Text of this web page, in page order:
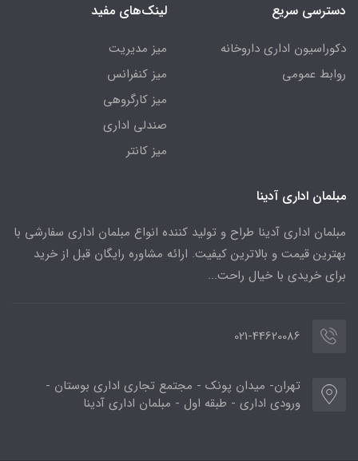
دسترسی سریع
دکوراسیون اداری داروخانه
روابط عمومی
لینک‌های مفید
میز مدیریت
میز کنفرانس
میز کارگروهی
صندلی اداری
میز کانتر
مبلمان اداری آدینا
مبلمان اداری آدینا طراح و تولید کننده انواع مبلمان اداری سفارشی با
بهترین قیمت و بالاترین کیفیت. ارائه مشاوره رایگان قبل از خرید
برای خریدی با خیال راحت...
021-44620086
تهران- میدان پونک - مجتمع تجاری اداری بوستان -
ورودی اداری - طبقه اول - مبلمان اداری آدینا